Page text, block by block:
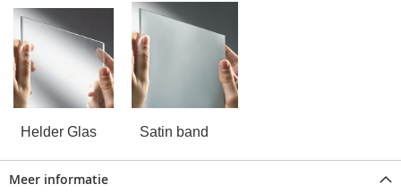
Helder Glas Satin band
Meer informatie